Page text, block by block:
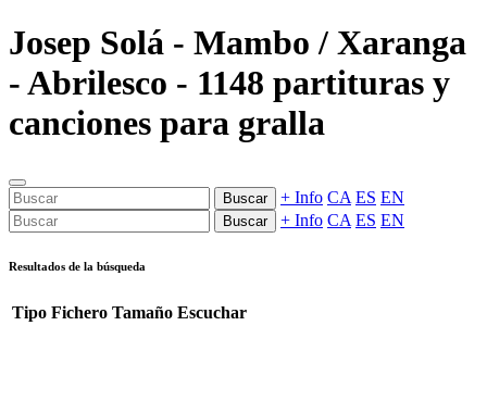
Josep Solá - Mambo / Xaranga
- Abrilesco - 1148 partituras y
canciones para gralla
Buscar + Info CA ES EN
Buscar + Info CA ES EN
Resultados de la búsqueda
Tipo Fichero Tamaño Escuchar